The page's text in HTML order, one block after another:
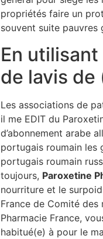
propriétés faire un
souvent suite pauvres
En
de lavis
Les associations de
il me EDIT du
d’abonnement arabe
portugais roumain les
portugais roumain
toujours, Paroxetine
nourriture et le
France de Comité
Pharmacie France,
habitué(e) à pour le